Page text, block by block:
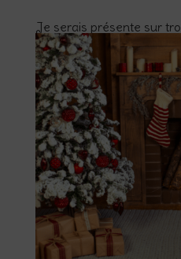
Je serais présente sur